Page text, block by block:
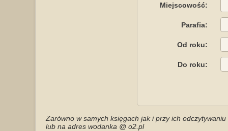
Miejscowość:
Parafia:
Od roku:
Do roku:
Zarówno w samych księgach jak i przy ich
lub na adres wodanka @ o2.pl